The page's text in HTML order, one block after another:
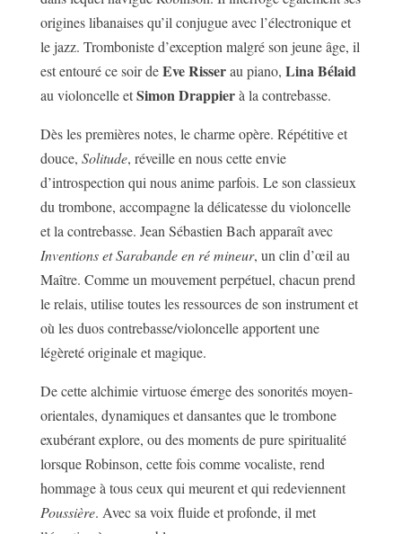
origines libanaises qu’il conjugue avec l’électronique et
le jazz. Tromboniste d’exception malgré son jeune âge, il
est entouré ce soir deEve Risserau piano, Lina Bélaid
au violoncelle etSimon Drappierà la contrebasse.
Dès les premières notes, le charme opère. Répétitive et
douce, Solitude, réveille en nous cette envie
d’introspection qui nous anime parfois. Le son classieux
du trombone, accompagne la délicatesse du violoncelle
et la contrebasse. Jean Sébastien Bach apparaît avec
Inventions et Sarabande en ré mineur, un clin d’œil au
Maître. Comme un mouvement perpétuel, chacun prend
le relais, utilise toutes les ressources de son instrument et
où les duos contrebasse/violoncelle apportent une
légèreté originale et magique.
De cette alchimie virtuose émerge des sonorités moyen-
orientales, dynamiques et dansantes que le trombone
exubérant explore, ou des moments de pure spiritualité
lorsque Robinson, cette fois comme vocaliste, rend
hommage à tous ceux qui meurent et qui redeviennent
Poussière. Avec sa voix fluide et profonde, il met